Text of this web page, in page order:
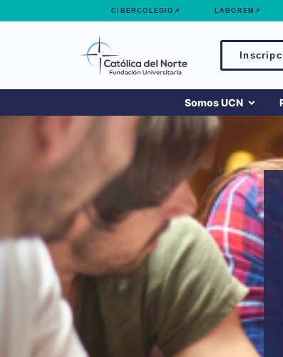
CIBERCOLEGIO↗ LABOREM↗
Somos UCN